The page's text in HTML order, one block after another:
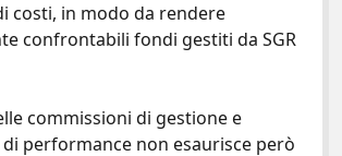
costi, in modo da rendere
confrontabili fondi gestiti da SGR
commissioni di gestione e
performance non esaurisce però